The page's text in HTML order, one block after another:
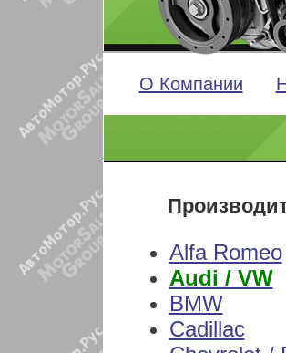
О Компании
Alfa Romeo
Audi / VW
BMW
Cadillac